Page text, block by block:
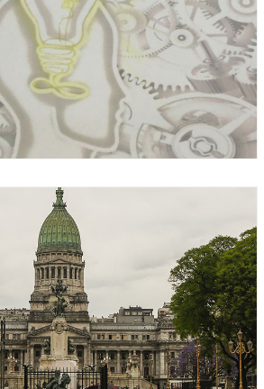
el â€œderecho de la